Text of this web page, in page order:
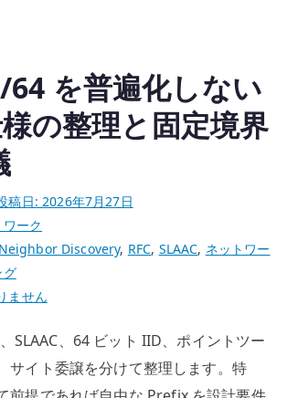
を普遍化しない
の整理と固定境界
稿日:2026年7月27日
ーク
Neighbor Discovery, RFC, SLAAC, ネットワー
グ
ません
SLAAC、64 ビット IID、ポイントツー
サイト委譲を分けて整理します。特